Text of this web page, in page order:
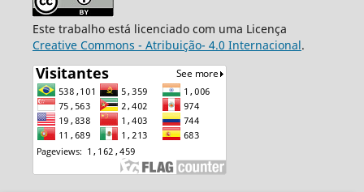
Este trabalho está licenciado com uma Licença
Creative Commons - Atribuição- 4.0 Internacional.